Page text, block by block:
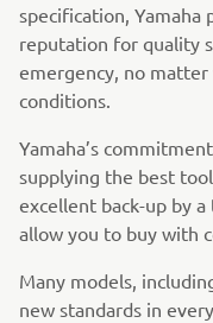
specification, Yamaha
reputation for quality
emergency, no
conditions.
Yamaha’s
supplying the best
excellent back-up by
allow you to buy with
Many models,
new standards in